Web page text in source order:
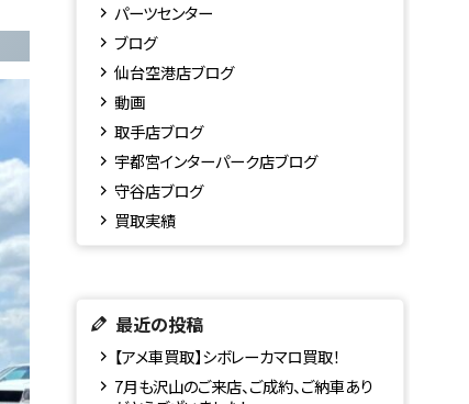
パーツセンター
ブログ
仙台空港店ブログ
動画
取手店ブログ
宇都宮インターパーク店ブログ
守谷店ブログ
買取実績
最近の投稿
【アメ車買取】シボレーカマロ買取！
7月も沢山のご来店、ご成約、ご納車あり